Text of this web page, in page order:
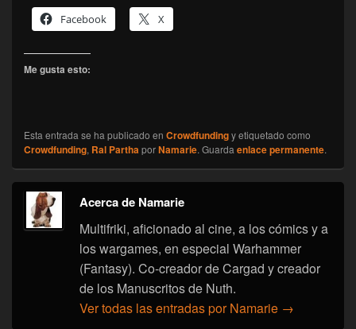
Facebook
X
Me gusta esto:
Esta entrada se ha publicado en Crowdfundingy etiquetado como
Crowdfunding, Ral ParthaporNamarie. Guarda enlace permanente.
Acerca de Namarie
Multifriki, aficionado al cine, a los cómics y a
los wargames, en especial Warhammer
(Fantasy). Co-creador de Cargad y creador
de los Manuscritos de Nuth.
Ver todas las entradas por Namarie →